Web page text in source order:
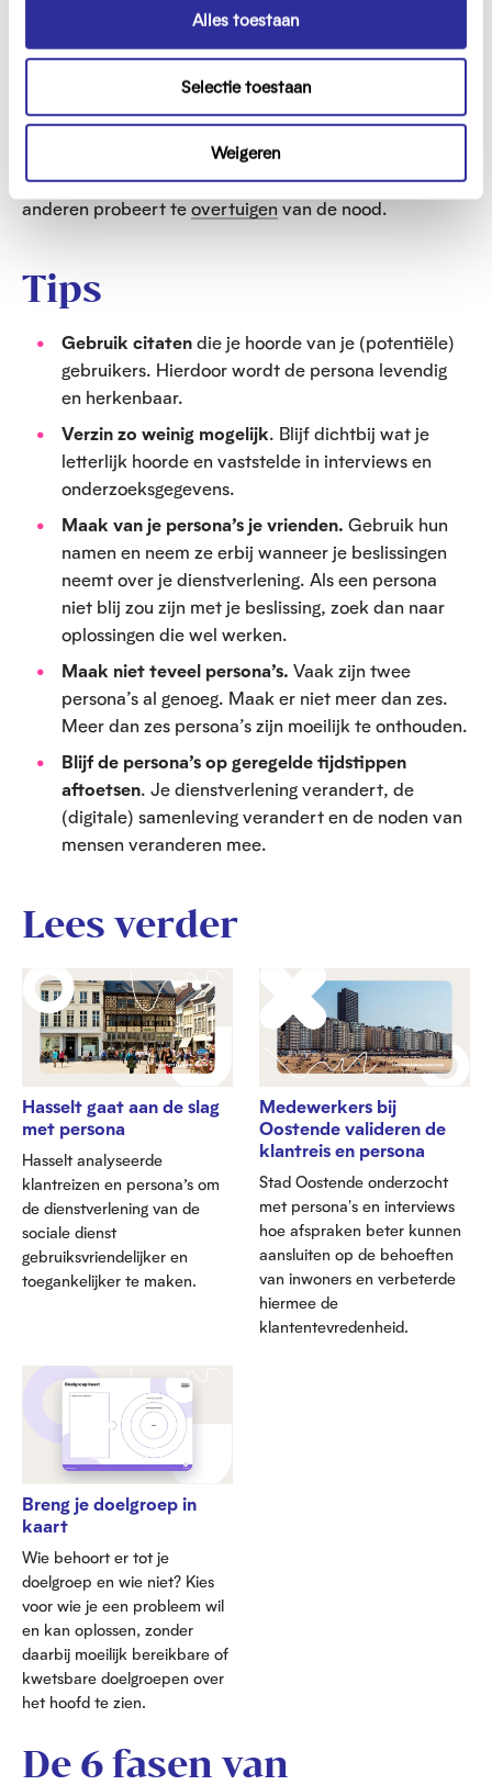
e
Alles toestaan
Selectie toestaan
Weigeren
Verwerken en
toepassen
Haal je persona’s er zo vaak mogelijk bij in je project.
Bijvoorbeeld wanneer jeideeën bedenkt
oplossing of eenprototypebouwt, maar ook wanneer je
anderen probeert teovertuigenvan de nood.
Tips
Gebruik citatendie je hoorde van je (potentiële)
gebruikers. Hierdoor wordt de persona levendig
en herkenbaar.
Verzin zo weinig mogelijk. Blijf dichtbij wat je
letterlijk hoorde en vaststelde in interviews en
onderzoeksgegevens.
Maak van je persona’s je vrienden. Gebruik hun
namen en neem ze erbij wanneer je beslissingen
neemt over je dienstverlening. Als een persona
niet blij zou zijn met je beslissing, zoek dan naar
oplossingen die wel werken.
Maak niet teveel persona’s. Vaak zijn twee
persona’s al genoeg. Maak er niet meer dan zes.
Meer dan zes persona’s zijn moeilijk te onthouden.
Blijf de persona’s op geregelde tijdstippen
aftoetsen. Je dienstverlening verandert, de
(digitale) samenleving verandert en de noden van
mensen veranderen mee.
Lees verder
Hasselt gaat aan de slag
met persona
Hasselt analyseerde
klantreizen en persona’s om
de dienstverlening van de
sociale dienst
gebruiksvriendelijker en
toegankelijker te maken.
Medewerkers bij
Oostende valideren de
klantreis en persona
Stad Oostende onderzocht
met persona's en interviews
hoe afspraken beter kunnen
aansluiten op de behoeften
van inwoners en verbeterde
hiermee de
klantentevredenheid.
Breng je doelgroep in
kaart
Wie behoort er tot je
doelgroep en wie niet? Kies
voor wie je een probleem wil
en kan oplossen, zonder
daarbij moeilijk bereikbare of
kwetsbare doelgroepen over
het hoofd te zien.
De 6 fasen van